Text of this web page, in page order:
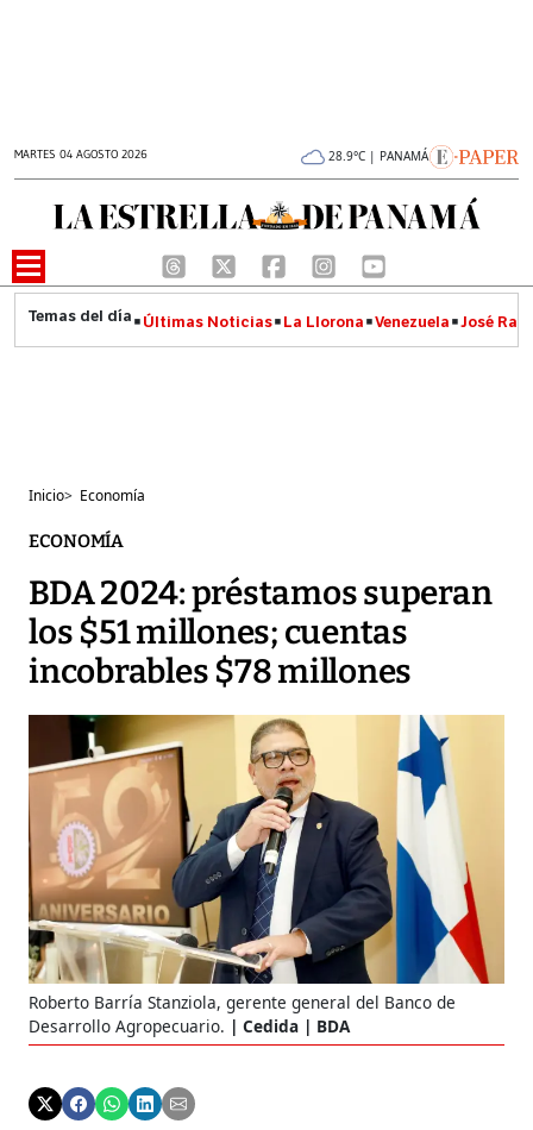
MARTES 04 AGOSTO 2026 28.9°C | PANAMÁ
Últimas Noticias La Llorona Venezuela José
Inicio> Economía
ECONOMÍA
BDA 2024: préstamos superan
los $51 millones; cuentas
incobrables $78 millones
Roberto Barría Stanziola, gerente general del Banco de
Desarrollo Agropecuario.
Cedida | BDA